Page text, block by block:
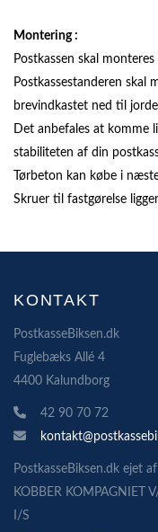
Montering :
Postkassen skal
Postkassestanderen skal
brevindkastet ned til
Det anbefales at komme
stabiliteten af din
Tørbeton kan købe i
Skruer til fastgørelse
KONTAKT
PostkasseBiksen.dk
Fuglebæks Allé 4
4400 Kalundborg
42 90 70 72
PostkasseBiksen.dk ejet af
KOBBER KOMPAGNIET
I/S